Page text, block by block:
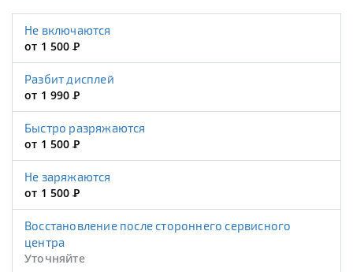
Не включаются
от 1 500Р
Разбит дисплей
от 1 990Р
Быстро разряжаются
от 1 500Р
Не заряжаются
от 1 500Р
Восстановление после стороннего сервисного
центра
Уточняйте